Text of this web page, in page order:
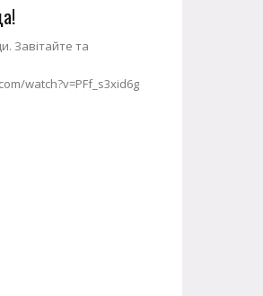
Завітайте та
watch?v=PFf_s3xid6g